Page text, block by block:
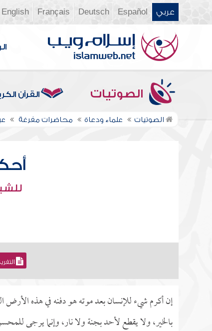
عربي Español
Deutsch
Français
English
الصوتيات القرآن
الصوتيات علماء ودعاة محاضرات مفرغة
إن أكرم شيء للإنسان بعد موته هو دفنه في هذه الأرض
بالخير، ولا يقطع لأحد بجنة ولا نار، وإنما يرجى